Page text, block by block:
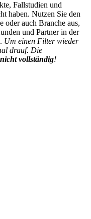
Fallstudien und
haben. Nutzen Sie den
oder auch Branche aus,
und Partner in der
Um einen Filter wieder
drauf. Die
vollständig!